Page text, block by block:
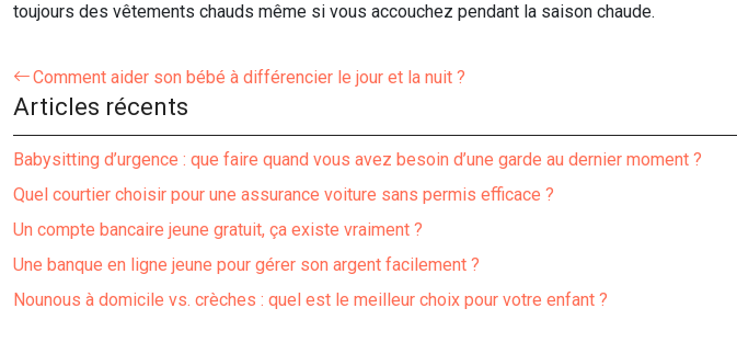
toujours des vêtements chauds même si vous accouchez pendant la saison chaude.
Comment aider son bébé à différencier le jour et la nuit ?
Articles récents
Babysitting d’urgence : que faire quand vous avez besoin d’une garde au dernier moment ?
Quel courtier choisir pour une assurance voiture sans permis efficace ?
Un compte bancaire jeune gratuit, ça existe vraiment ?
Une banque en ligne jeune pour gérer son argent facilement ?
Nounous à domicile vs. crèches : quel est le meilleur choix pour votre enfant ?